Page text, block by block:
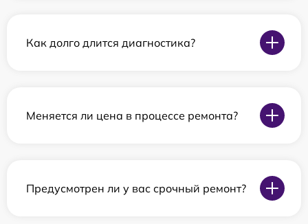
Как долго длится диагностика?
Меняется ли цена в процессе ремонта?
Предусмотрен ли у вас срочный ремонт?